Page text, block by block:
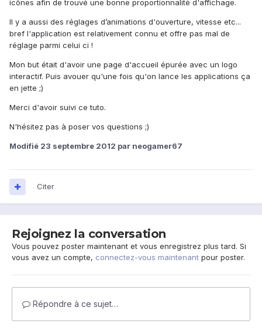
icônes afin de trouvé une bonne proportionnalité d'affichage.
Il y a aussi des réglages d’animations d'ouverture, vitesse etc...
bref l'application est relativement connu et offre pas mal de
réglage parmi celui ci !
Mon but était d'avoir une page d'accueil épurée avec un logo
interactif. Puis avouer qu'une fois qu'on lance les applications ça
en jette ;)
Merci d'avoir suivi ce tuto.
N'hésitez pas à poser vos questions ;)
Modifié 23 septembre 2012 par neogamer67
Citer
Rejoignez la conversation
Vous pouvez poster maintenant et vous enregistrez plus tard. Si
vous avez un compte, connectez-vous maintenant pour poster.
Répondre à ce sujet…